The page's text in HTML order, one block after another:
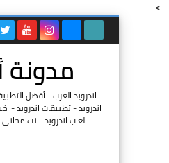
-->
مدونة
اندرويد العرب - أفضل
اندرويد - تطبيقات اندرويد -
العاب اندرويد - نت